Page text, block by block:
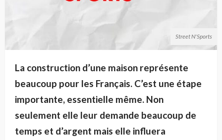
Street N'Sports
La construction d’une maison représente
beaucoup pour les Français. C’est une étape
importante, essentielle même. Non
seulement elle leur demande beaucoup de
temps et d’argent mais elle influera